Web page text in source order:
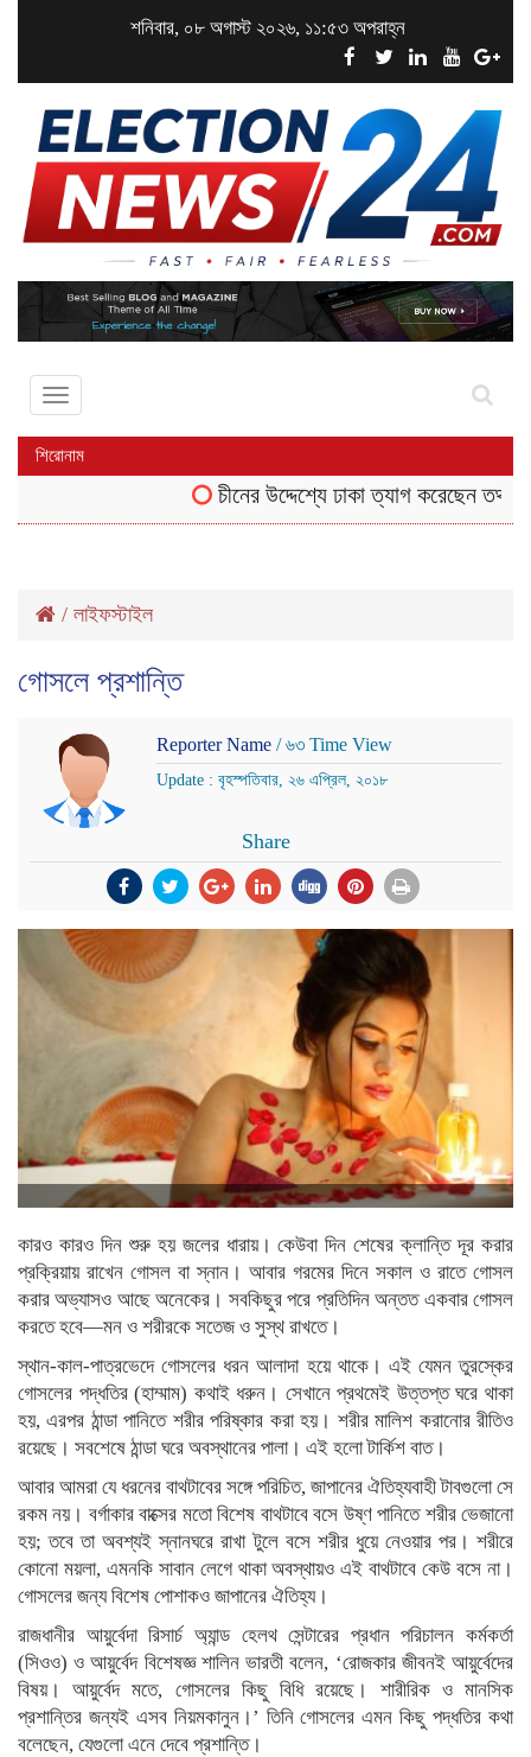
শনিবার, ০৮ অগাস্ট ২০২৬, ১১:৫৩ অপরাহ্ন
Toggle
শিরোনাম
চীনের উদ্দেশ্যে ঢাকা ত্যাগ করেছেন
/ লাইফস্টাইল
গোসলে প্রশান্তি
Reporter Name / ৬৩ Time View
Update : বৃহস্পতিবার, ২৬ এপ্রিল, ২০১৮
Share
কারও কারও দিন শুরু হয় জলের ধারায়। কেউবা দিন শেষের ক্লান্তি দূর করার
প্রক্রিয়ায় রাখেন গোসল বা স্নান। আবার গরমের দিনে সকাল ও রাতে গোসল
করার অভ্যাসও আছে অনেকের। সবকিছুর পরে প্রতিদিন অন্তত একবার গোসল
করতে হবে—মন ও শরীরকে সতেজ ও সুস্থ রাখতে।
স্থান-কাল-পাত্রভেদে গোসলের ধরন আলাদা হয়ে থাকে। এই যেমন তুরস্কের
গোসলের পদ্ধতির (হাম্মাম) কথাই ধরুন। সেখানে প্রথমেই উত্তপ্ত ঘরে থাকা
হয়, এরপর ঠান্ডা পানিতে শরীর পরিষ্কার করা হয়। শরীর মালিশ করানোর রীতিও
রয়েছে। সবশেষে ঠান্ডা ঘরে অবস্থানের পালা। এই হলো টার্কিশ বাত।
আবার আমরা যে ধরনের বাথটাবের সঙ্গে পরিচিত, জাপানের ঐতিহ্যবাহী টাবগুলো সে
রকম নয়। বর্গাকার বাক্সের মতো বিশেষ বাথটাবে বসে উষ্ণ পানিতে শরীর ভেজানো
হয়; তবে তা অবশ্যই স্নানঘরে রাখা টুলে বসে শরীর ধুয়ে নেওয়ার পর। শরীরে
কোনো ময়লা, এমনকি সাবান লেগে থাকা অবস্থায়ও এই বাথটাবে কেউ বসে না।
গোসলের জন্য বিশেষ পোশাকও জাপানের ঐতিহ্য।
রাজধানীর আয়ুর্বেদা রিসার্চ অ্যান্ড হেলথ সেন্টারের প্রধান পরিচালন কর্মকর্তা
(সিওও) ও আয়ুর্বেদ বিশেষজ্ঞ শালিন ভারতী বলেন, ‘রোজকার জীবনই আয়ুর্বেদের
বিষয়। আয়ুর্বেদ মতে, গোসলের কিছু বিধি রয়েছে। শারীরিক ও মানসিক
প্রশান্তির জন্যই এসব নিয়মকানুন।’ তিনি গোসলের এমন কিছু পদ্ধতির কথা
বলেছেন, যেগুলো এনে দেবে প্রশান্তি।